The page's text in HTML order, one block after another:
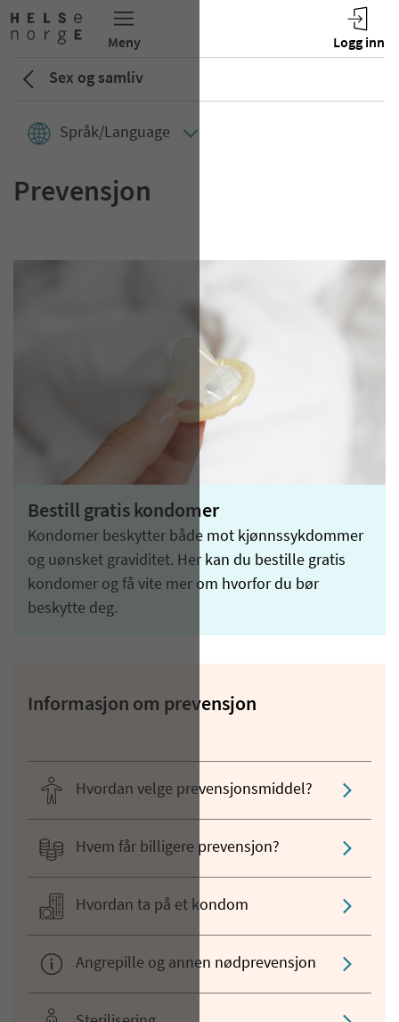
Sex og samliv
Språk/Language
Prevensjon
Bestill gratis kondomer
Kondomer beskytter både mot kjønnssykdommer
og uønsket graviditet. Her kan du bestille gratis
kondomer og få vite mer om hvorfor du bør
beskytte deg.
Informasjon om prevensjon
Hvordan velge prevensjonsmiddel?
Hvem får billigere prevensjon?
Hvordan ta på et kondom
Angrepille og annen nødprevensjon